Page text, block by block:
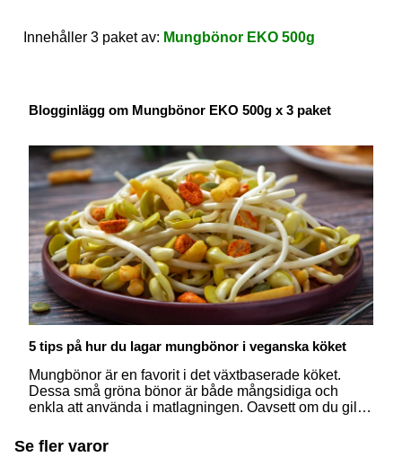
Innehåller 3 paket av: Mungbönor EKO 500g
Blogginlägg om Mungbönor EKO 500g x 3 paket
5 tips på hur du lagar mungbönor i veganska köket
Mungbönor är en favorit i det växtbaserade köket.
Dessa små gröna bönor är både mångsidiga och
enkla att använda i matlagningen. Oavsett om du gillar
många sätt att njuta av mungbönor i både klassiska
och nytänkande rätter.
Se fler varor